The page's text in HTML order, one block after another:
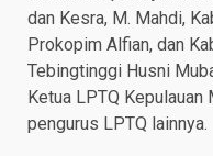
dan Kesra, M. Mahdi,
Prokopim Alfian, dan
Tebingtinggi Husni
Ketua LPTQ Kepulauan
pengurus LPTQ lainnya.